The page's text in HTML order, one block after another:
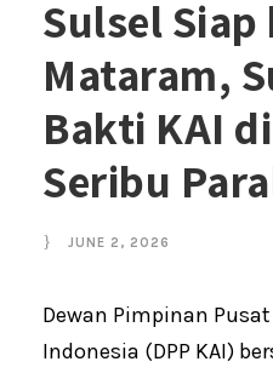
Sulsel Siap
Mataram,
Bakti KAI
Seribu
JUNE 2, 2026
Dewan Pimpinan
Indonesia (DPP KAI)